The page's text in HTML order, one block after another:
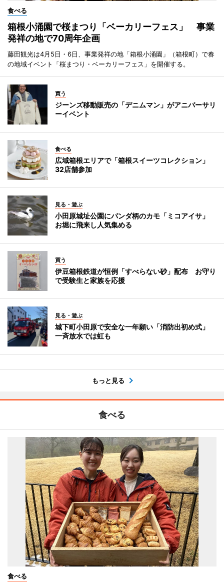
食べる
箱根小涌園で桜まつり「ベーカリーフェス」 事業
発祥の地で70周年企画
藤田観光は4月5日・6日、事業発祥の地「箱根小涌園」（箱根町）で春
の地域イベント「桜まつり・ベーカリーフェス」を開催する。
買う
ジーンズ移動販売の「デニムマン」がアニバーサリ
ーイベント
食べる
広域箱根エリアで「箱根スイーツコレクション」
32店舗参加
見る・遊ぶ
小田原城址公園にパンダ柄のカモ「ミコアイサ」
お堀に飛来し人気集める
買う
伊豆箱根鉄道が恒例「すべらない砂」配布 お守り
で受験生と家族を応援
見る・遊ぶ
城下町小田原で安全な一年願い「消防出初め式」
一斉放水では虹も
もっと見る
食べる
食べる